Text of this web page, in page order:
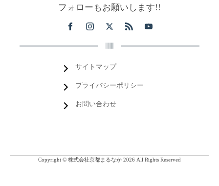
フォローもお願いします!!
サイトマップ
プライバシーポリシー
お問い合わせ
Copyright © 株式会社京都まるなか 2026 All Rights Reserved